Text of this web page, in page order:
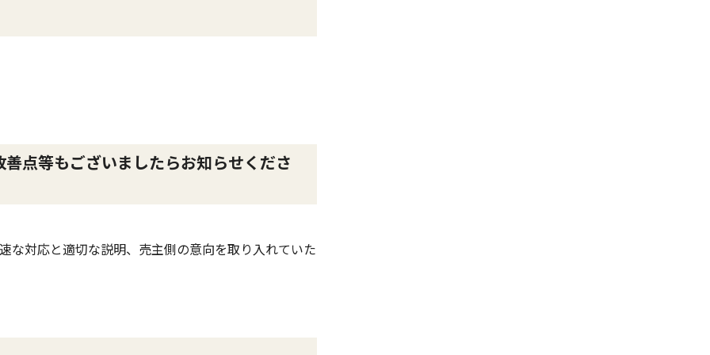
点等もございましたらお知らせくださ
な対応と適切な説明、売主側の意向を取り入れていた